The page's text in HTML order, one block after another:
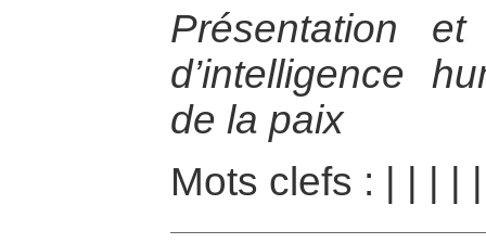
Présentation
d’intelligence
de la paix
Mots clefs :